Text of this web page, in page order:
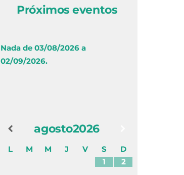
Próximos eventos
Nada de 03/08/2026 a
02/09/2026.
agosto2026
L M M J V S
D
1
2